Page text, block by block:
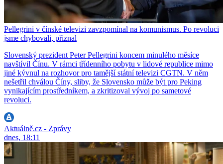
Pellegrini v čínské televizi zavzpomínal na komunismus. Po revoluci
jsme chybovali, přiznal
Slovenský prezident Peter Pellegrini koncem minulého měsíce
navštívil Čínu. V rámci třídenního pobytu v lidové republice mimo
jiné kývnul na rozhovor pro tamější státní televizi CGTN. V něm
nešetřil chválou Číny, sliby, že Slovensko může být pro Peking
vynikajícím prostředníkem, a zkritizoval vývoj po sametové
revoluci.
Aktuálně.cz - Zprávy
dnes, 18:11